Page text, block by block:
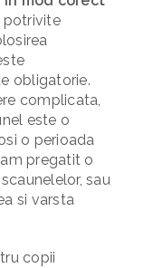
potrivite
obligatorie.
complicata,
este o
o perioada
pregatit o
sau
si varsta
copii